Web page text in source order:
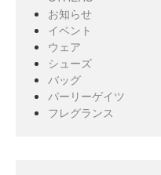
お知らせ
イベント
ウェア
シューズ
バッグ
パーリーゲイツ
フレグランス